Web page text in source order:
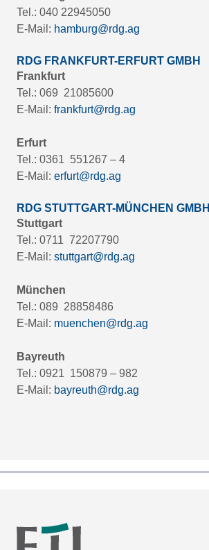
Tel.: 040 22945050
E-Mail: hamburg@rdg.ag
RDG FRANKFURT-ERFURT GMBH
Frankfurt
Tel.: 069 21085600
E-Mail: frankfurt@rdg.ag
Erfurt
Tel.: 0361 551267 – 4
E-Mail: erfurt@rdg.ag
RDG STUTTGART-MÜNCHEN GMBH
Stuttgart
Tel.: 0711 72207790
E-Mail: stuttgart@rdg.ag
München
Tel.: 089 28858486
E-Mail: muenchen@rdg.ag
Bayreuth
Tel.: 0921 150879 – 982
E-Mail: bayreuth@rdg.ag